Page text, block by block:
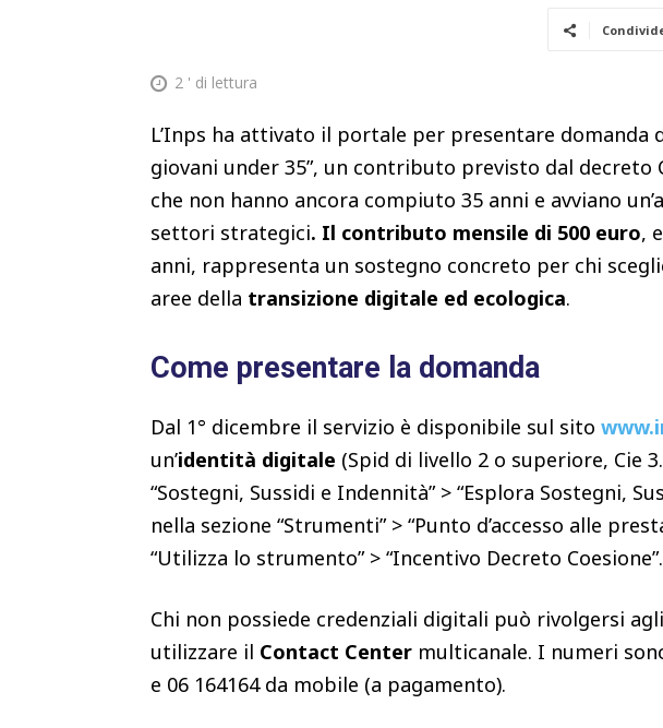
2 ' di lettura
L’Inps ha attivato il portale per presentare domanda
giovani under 35”, un contributo previsto dal decreto
che non hanno ancora compiuto 35 anni e avviano
settori strategici. Il contributo mensile di 500 euro,
anni, rappresenta un sostegno concreto per chi
aree della transizione digitale ed ecologica.
Come presentare la domanda
Dal 1° dicembre il servizio è disponibile sul sito
un’identità digitale (Spid di livello 2 o superiore, Cie
“Sostegni, Sussidi e Indennità” > “Esplora Sostegni,
nella sezione “Strumenti” > “Punto d’accesso alle
“Utilizza lo strumento” > “Incentivo Decreto Coesione”.
Chi non possiede credenziali digitali può rivolgersi agli
utilizzare il Contact Center multicanale. I numeri
e 06 164164 da mobile (a pagamento).